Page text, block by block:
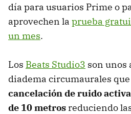
día para usuarios Prime o
aprovechen la prueba
un mes.
Los Beats Studio3 son unos
diadema circumaurales
cancelación de ruido activa
de 10 metros reduciendo